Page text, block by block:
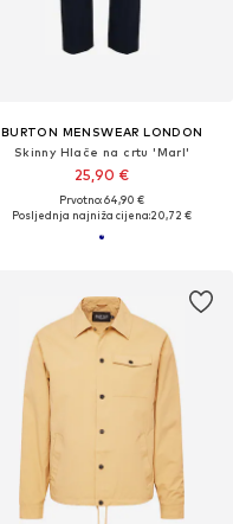
BURTON MENSWEAR LONDON
Skinny Hlače na crtu 'Marl'
25,90 €
Prvotno: 64,90 €
Posljednja najniža cijena:20,72 €